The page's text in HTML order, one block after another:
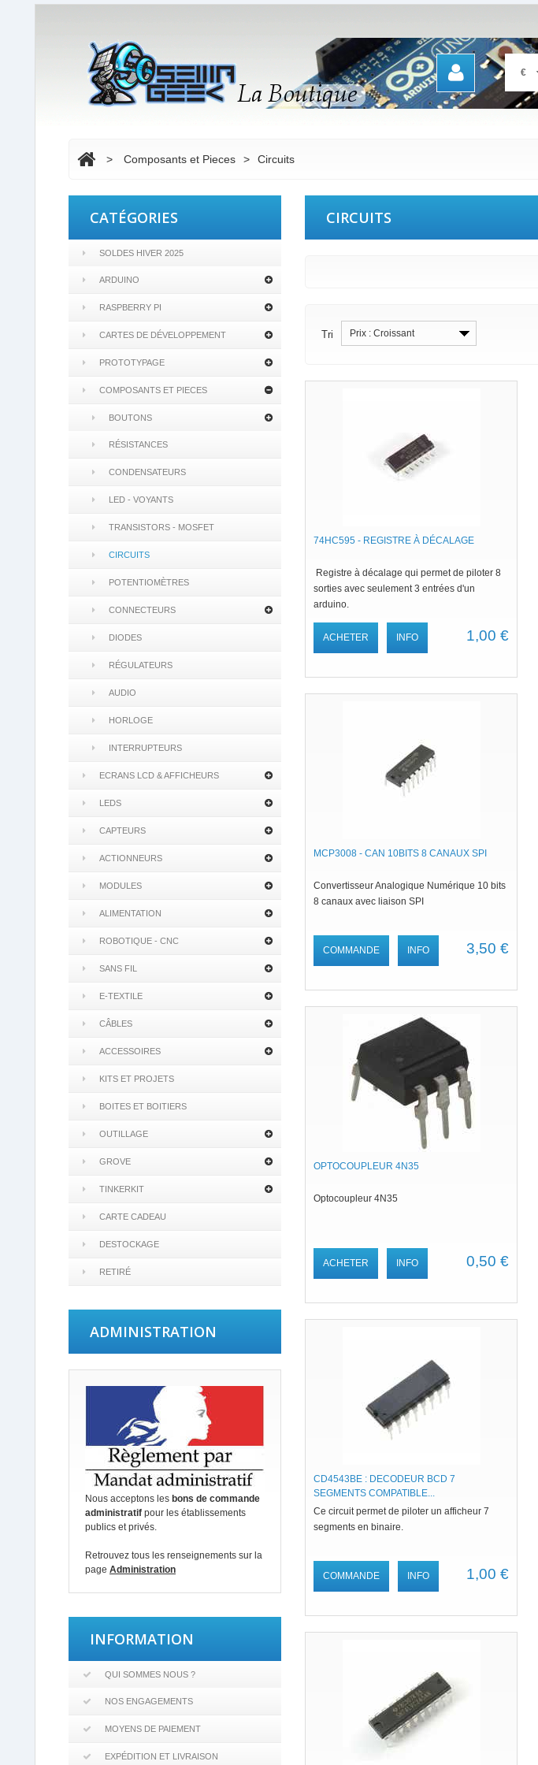
€
> Composants et Pieces > Circuits
CATÉGORIES
SOLDES HIVER 2025
ARDUINO
RASPBERRY PI
CARTES DE DÉVELOPPEMENT
PROTOTYPAGE
COMPOSANTS ET PIECES
BOUTONS
RÉSISTANCES
CONDENSATEURS
LED - VOYANTS
TRANSISTORS - MOSFET
CIRCUITS
POTENTIOMÈTRES
CONNECTEURS
DIODES
RÉGULATEURS
AUDIO
HORLOGE
INTERRUPTEURS
ECRANS LCD & AFFICHEURS
LEDS
CAPTEURS
ACTIONNEURS
MODULES
ALIMENTATION
ROBOTIQUE - CNC
SANS FIL
E-TEXTILE
CÂBLES
ACCESSOIRES
KITS ET PROJETS
BOITES ET BOITIERS
OUTILLAGE
GROVE
TINKERKIT
CARTE CADEAU
DESTOCKAGE
RETIRÉ
ADMINISTRATION
Nous acceptons les bons de commande
administratif pour les établissements
publics et privés.
Retrouvez tous les renseignements sur la
page Administration
INFORMATION
QUI SOMMES NOUS ?
NOS ENGAGEMENTS
MOYENS DE PAIEMENT
EXPÉDITION ET LIVRAISON
CIRCUITS
Tri Prix : Croissant
74HC595 - REGISTRE À DÉCALAGE
Registre à décalage qui permet de piloter 8
sorties avec seulement 3 entrées d'un
arduino.
1,00 €
ACHETER INFO
MCP3008 - CAN 10BITS 8 CANAUX SPI
Convertisseur Analogique Numérique 10 bits
8 canaux avec liaison SPI
3,50 €
COMMANDE INFO
OPTOCOUPLEUR 4N35
Optocoupleur 4N35
0,50 €
ACHETER INFO
CD4543BE : DECODEUR BCD 7
SEGMENTS COMPATIBLE...
Ce circuit permet de piloter un afficheur 7
segments en binaire.
1,00 €
COMMANDE INFO